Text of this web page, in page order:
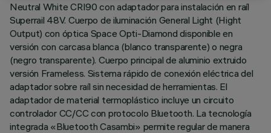
Neutral White CRI90 con adaptador para instalación en raíl
Superrail 48V. Cuerpo de iluminación General Light (Hight
Output) con óptica Space Opti-Diamond disponible en
versión con carcasa blanca (blanco transparente) o negra
(negro transparente). Cuerpo principal de aluminio extruido
versión Frameless. Sistema rápido de conexión eléctrica del
adaptador sobre raíl sin necesidad de herramientas. El
adaptador de material termoplástico incluye un circuito
controlador CC/CC con protocolo Bluetooth. La tecnología
integrada «Bluetooth Casambi» permite regular de manera